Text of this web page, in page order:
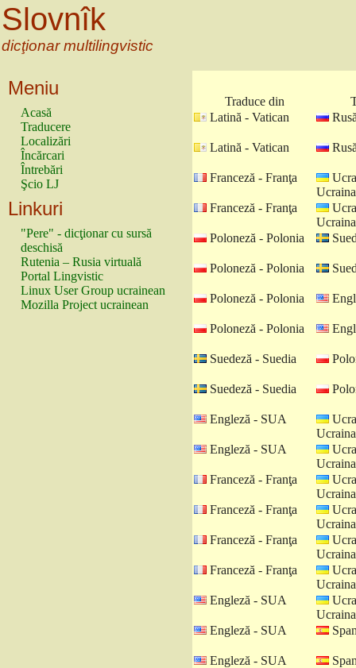
Slovnîk
dicţionar multilingvistic
Meniu
Acasă
Traducere
Localizări
Încărcari
Întrebări
Şcio LJ
Linkuri
"Pere" - dicţionar cu sursă
deschisă
Rutenia – Rusia virtuală
Portal Lingvistic
Linux User Group ucrainean
Mozilla Project ucrainean
Traduce din
Latină - Vatican
Latină - Vatican
Franceză - Franţa
Ucraina
Franceză - Franţa
Ucraina
Poloneză - Polonia
Poloneză - Polonia
Poloneză - Polonia
Poloneză - Polonia
Suedeză - Suedia
Suedeză - Suedia
Engleză - SUA
Ucraina
Engleză - SUA
Ucraina
Franceză - Franţa
Ucraina
Franceză - Franţa
Ucraina
Franceză - Franţa
Ucraina
Franceză - Franţa
Ucraina
Engleză - SUA
Ucraina
Engleză - SUA
Engleză - SUA